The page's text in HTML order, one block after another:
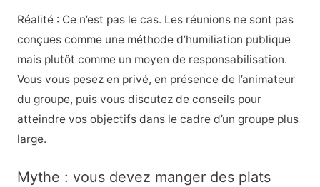
Réalité : Ce n’est pas le cas. Les réunions ne sont pas
conçues comme une méthode d’humiliation publique
mais plutôt comme un moyen de responsabilisation.
Vous vous pesez en privé, en présence de l’animateur
du groupe, puis vous discutez de conseils pour
atteindre vos objectifs dans le cadre d’un groupe plus
large.
Mythe : vous devez manger des plats